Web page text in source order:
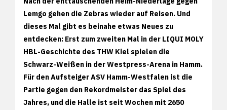
Lemgo gehen die Zebras wieder auf Reisen. Und
dieses Mal gibt es beinahe etwas Neues zu
entdecken: Erst zum zweiten Mal in der LIQUI MOLY
HBL-Geschichte des THW Kiel spielen die
Schwarz-Weißen in der Westpress-Arena in Hamm.
Für den Aufsteiger ASV Hamm-Westfalen ist die
Partie gegen den Rekordmeister das Spiel des
Jahres, und die Halle ist seit Wochen mit 2650